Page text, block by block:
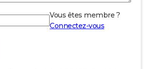
Vous êtes membre ?
Connectez-vous